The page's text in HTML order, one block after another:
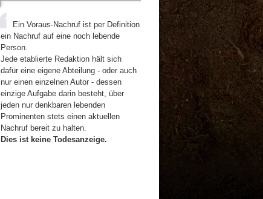
Ein Voraus-Nachruf ist per Definition
ein Nachruf auf eine noch lebende
Person.
Jede etablierte Redaktion hält sich
dafür eine eigene Abteilung - oder auch
nur einen einzelnen Autor - dessen
einzige Aufgabe darin besteht, über
jeden nur denkbaren lebenden
Prominenten stets einen aktuellen
Nachruf bereit zu halten.
Dies ist keine Todesanzeige.